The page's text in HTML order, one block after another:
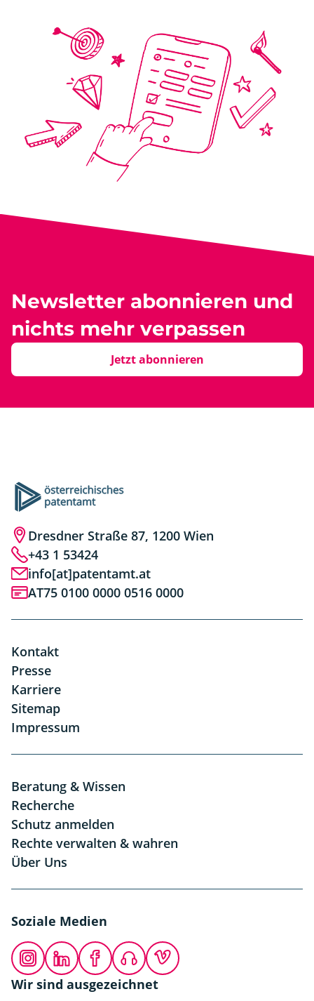
Newsletter abonnieren und
nichts mehr verpassen
Jetzt abonnieren
Dresdner Straße 87, 1200 Wien
+43 1 53424
info[at]patentamt.at
AT75 0100 0000 0516 0000
Kontakt
Presse
Karriere
Sitemap
Impressum
Beratung & Wissen
Recherche
Schutz anmelden
Rechte verwalten & wahren
Über Uns
Soziale Medien
InstagramLinkedInFacebookPodcastVimeo
Wir sind ausgezeichnet